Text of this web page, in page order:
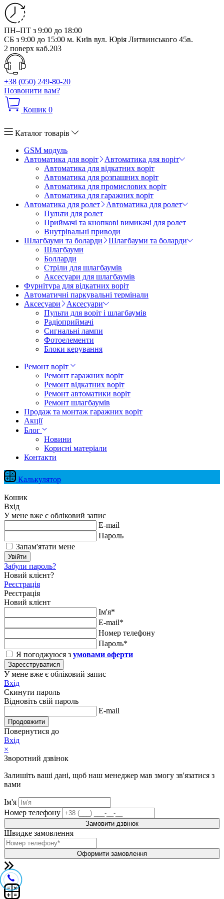
ПН–ПТ з 9:00 до 18:00
СБ з 9:00 до 15:00 м. Київ вул. Юрія Литвинського 45в.
2 поверх каб.203
+38 (050) 249-80-20
Позвонити вам?
Кошик 0
Каталог товарів
GSM модуль
Автоматика для воріт
Автоматика для воріт
Автоматика для відкатних воріт
Автоматика для розпашних воріт
Автоматика для промислових воріт
Автоматика для гаражних воріт
Автоматика для ролет
Автоматика для ролет
Пульти для ролет
Приймачі та кнопкові вимикачі для ролет
Внутрівальні приводи
Шлагбауми та боларди
Шлагбауми та боларди
Шлагбауми
Болларди
Стріли для шлагбаумів
Аксесуари для шлагбаумів
Фурнітура для відкатних воріт
Автоматичні паркувальні термінали
Аксесуари
Аксесуари
Пульти для воріт і шлагбаумів
Радіоприймачі
Сигнальні лампи
Фотоелементи
Блоки керування
Ремонт воріт
Ремонт гаражних воріт
Ремонт відкатних воріт
Ремонт автоматики воріт
Ремонт шлагбаумів
Продаж та монтаж гаражних воріт
Акції
Блог
Новини
Корисні матеріали
Контакти
Калькулятор
Кошик
Вхід
У мене вже є обліковий запис
E-mail
Пароль
Запам'ятати мене
Увійти
Забули пароль?
Новий клієнт?
Реєстрація
Реєстрація
Новий клієнт
Ім'я*
E-mail*
Номер телефону
Пароль*
Я погоджуюся з умовами оферти
Зареєструватися
У мене вже є обліковий запис
Вхід
Скинути пароль
Відновіть свій пароль
E-mail
Продовжити
Повернутися до
Вхід
×
Зворотний дзвінок
Залишіть ваші дані, щоб наш менеджер мав змогу зв'язатися з
вами
Ім'я
Номер телефону
Замовити дзвінок
Швидке замовлення
Оформити замовлення